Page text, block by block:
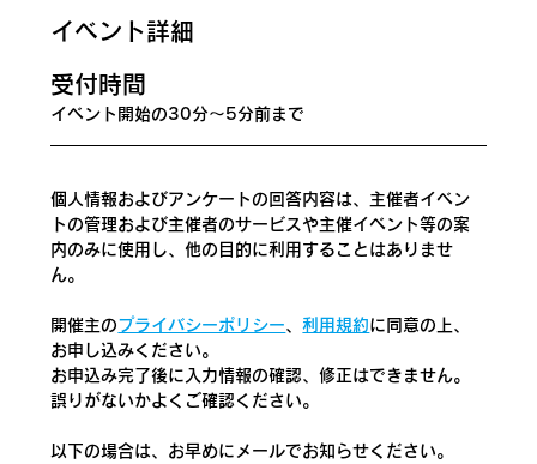
イベント詳細
​受付時間
イベント開始の30分〜5分前まで
個人情報およびアンケートの回答内容は、主催者イベン
トの管理および主催者のサービスや主催イベント等の案
内のみに使用し、他の目的に利用することはありませ
ん。
開催主のプライバシーポリシー、利用規約に同意の上、
お申し込みください。
お申込み完了後に入力情報の確認、修正はできません。
誤りがないかよくご確認ください。
以下の場合は、お早めにメールでお知らせください。